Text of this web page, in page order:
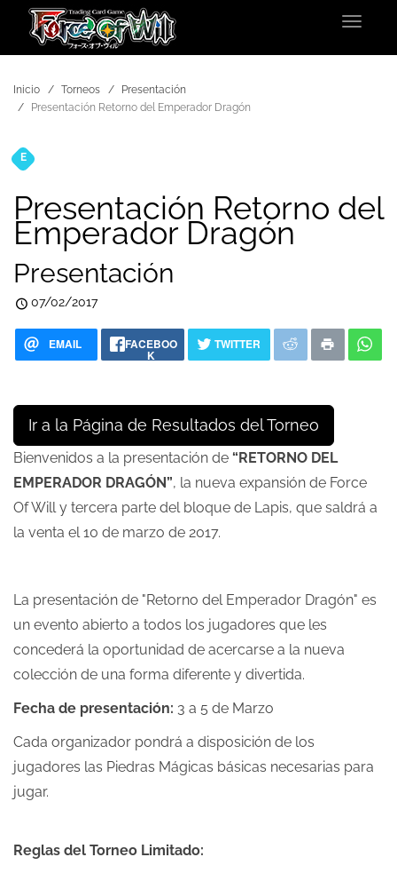
Toggle
Inicio Torneos
Presentación
Presentación Retorno del Emperador Dragón
E
Presentación Retorno del
Emperador Dragón
Presentación
07/02/2017
EMAIL FACEBOO
K
TWITTER
Ir a la Página de Resultados del Torneo
Bienvenidos a la presentación de “RETORNO DEL
EMPERADOR DRAGÓN”, la nueva expansión de Force
Of Will y tercera parte del bloque de Lapis, que saldrá a
la venta el 10 de marzo de 2017.
La presentación de "Retorno del Emperador Dragón" es
un evento abierto a todos los jugadores que les
concederá la oportunidad de acercarse a la nueva
colección de una forma diferente y divertida.
Fecha de presentación: 3 a 5 de Marzo
Cada organizador pondrá a disposición de los
jugadores las Piedras Mágicas básicas necesarias para
jugar.
Reglas del Torneo Limitado: